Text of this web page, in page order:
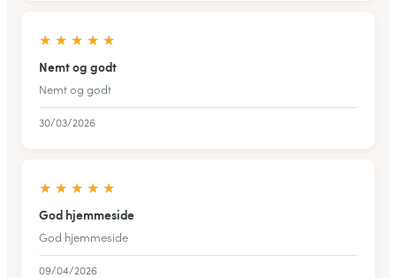
★ ★ ★ ★ ★
Nemt og godt
Nemt og godt
30/03/2026
★ ★ ★ ★ ★
God hjemmeside
God hjemmeside
09/04/2026